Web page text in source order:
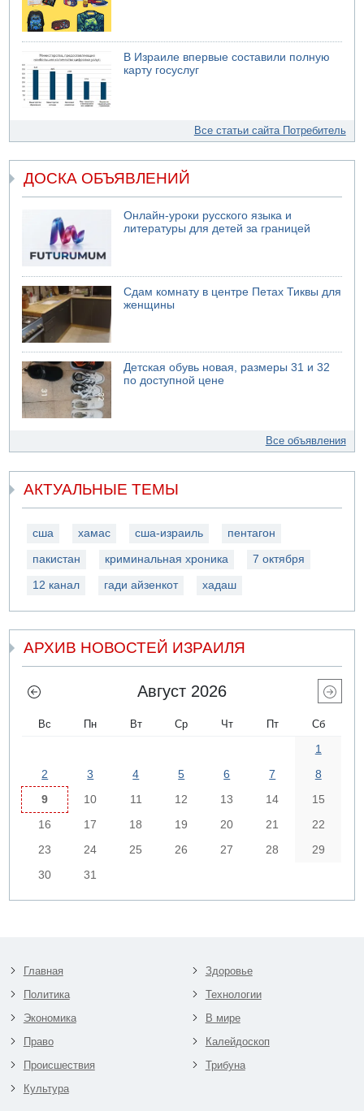
В Израиле впервые составили полную
карту госуслуг
Все статьи сайта Потребитель
ДОСКА ОБЪЯВЛЕНИЙ
Онлайн-уроки русского языка и
литературы для детей за границей
Сдам комнату в центре Петах Тиквы для
женщины
Детская обувь новая, размеры 31 и 32
по доступной цене
Все объявления
АКТУАЛЬНЫЕ ТЕМЫ
сша хамас сша-израиль пентагон
пакистан криминальная хроника 7 октября
12 канал гади айзенкот хадаш
АРХИВ НОВОСТЕЙ ИЗРАИЛЯ
Август 2026
Вс Пн Вт Ср Чт Пт Сб
1
2
3 4 5 6 7
8
9
10 11 12 13 14
15
16
17 18 19 20 21
22
23
24 25 26 27 28
29
30
31
Главная
Политика
Экономика
Право
Происшествия
Культура
Здоровье
Технологии
В мире
Калейдоскоп
Трибуна